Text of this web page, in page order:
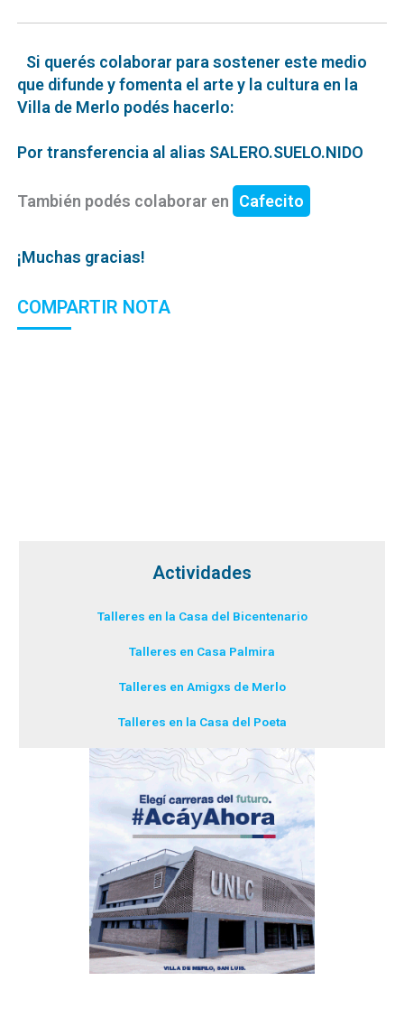
Si querés colaborar para sostener este medio
que difunde y fomenta el arte y la cultura en la
Villa de Merlo podés hacerlo:
Por transferencia al alias SALERO.SUELO.NIDO
También podés colaborar en Cafecito
¡Muchas gracias!
COMPARTIR NOTA
Actividades
Talleres en la Casa del Bicentenario
Talleres en Casa Palmira
Talleres en Amigxs de Merlo
Talleres en la Casa del Poeta